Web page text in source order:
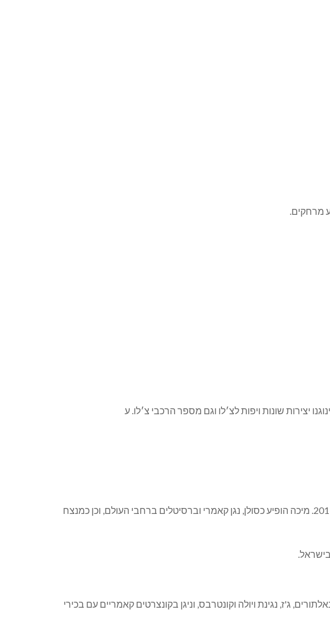
מרחקים.
היה הצ'לן הראשי של התזמורת הפילהרמונית הישראלית מ-1976 ועד לפרישתו לגמלאות ב-2011. מיכה הופיע כסולן, נגן קאמרי וברסיטלים ברחבי העולם, וכן כמנצח
ג'ז, נגינת ויולה וקונטרבס, וניגן בקונצרטים קאמריים עם בכירי